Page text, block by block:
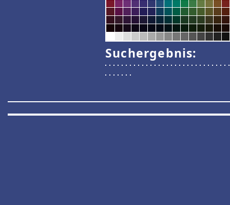
Suchergebnis: